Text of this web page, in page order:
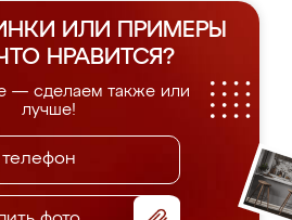
ИЛИ ПРИМЕРЫ
НРАВИТСЯ?
— сделаем также или
лучше!